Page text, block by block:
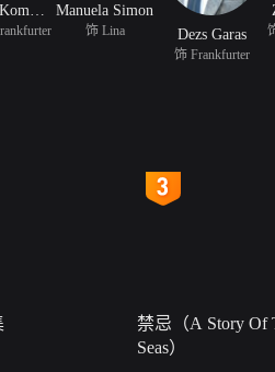
Blanche Kommerell Manuela Simon
饰 Lina Dezs Garas
饰 Frankfurter
禁忌（A Story Of
Seas）